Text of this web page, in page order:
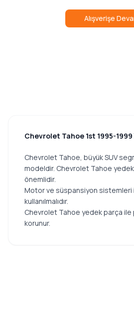
Alışverişe
Chevrolet Tahoe 1st 1995-1999
Chevrolet Tahoe, büyük SUV
modeldir. Chevrolet Tahoe
önemlidir.
Motor ve süspansiyon sistemleri
kullanılmalıdır.
Chevrolet Tahoe yedek parça
korunur.